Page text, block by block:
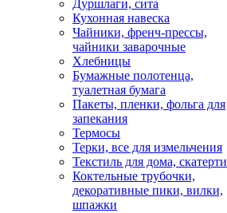
Дуршлаги, сита
Кухонная навеска
Чайники, френч-прессы,
чайники заварочные
Хлебницы
Бумажные полотенца,
туалетная бумага
Пакеты, пленки, фольга для
запекания
Термосы
Терки, все для измельчения
Текстиль для дома, скатерти
Коктельные трубочки,
декоративные пики, вилки,
шпажки